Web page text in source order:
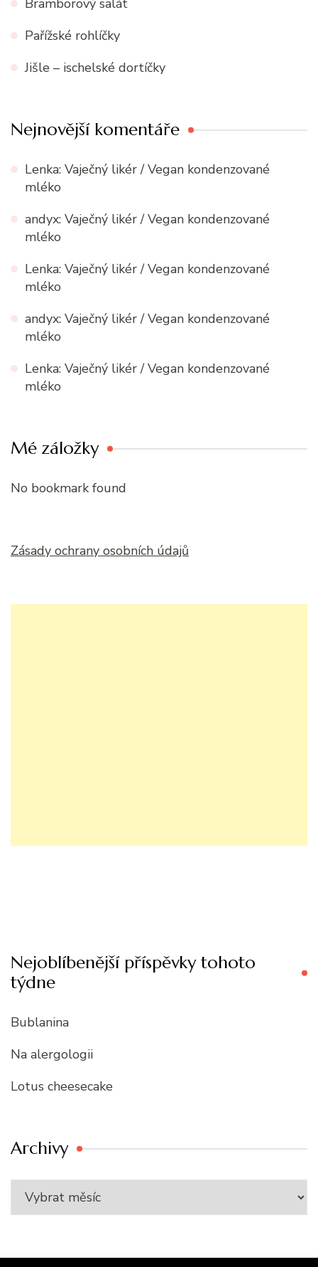
Bramborový salát
Pařížské rohlíčky
Jišle – ischelské dortíčky
Nejnovější komentáře
Lenka: Vaječný likér / Vegan kondenzované
mléko
andyx: Vaječný likér / Vegan kondenzované
mléko
Lenka: Vaječný likér / Vegan kondenzované
mléko
andyx: Vaječný likér / Vegan kondenzované
mléko
Lenka: Vaječný likér / Vegan kondenzované
mléko
Mé záložky
No bookmark found
Zásady ochrany osobních údajů
Nejoblíbenější příspěvky tohoto
týdne
Bublanina
Na alergologii
Lotus cheesecake
Archivy